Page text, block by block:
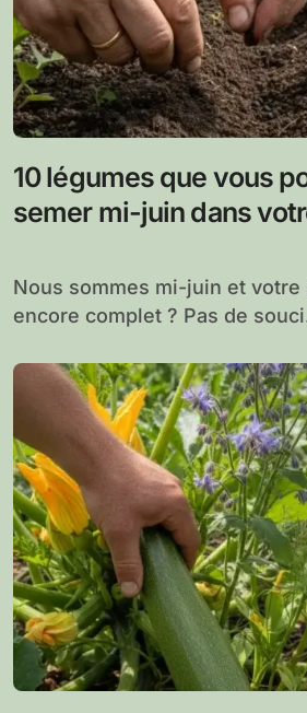
10 légumes que vous
semer mi-juin dans
Nous sommes mi-juin et votre potager n’est pas
encore complet ? Pas de